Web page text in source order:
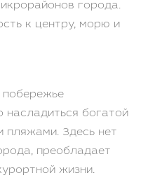
города.
к центру, морю и
побережье
богатой
пляжами. Здесь нет
преобладает
жизни.